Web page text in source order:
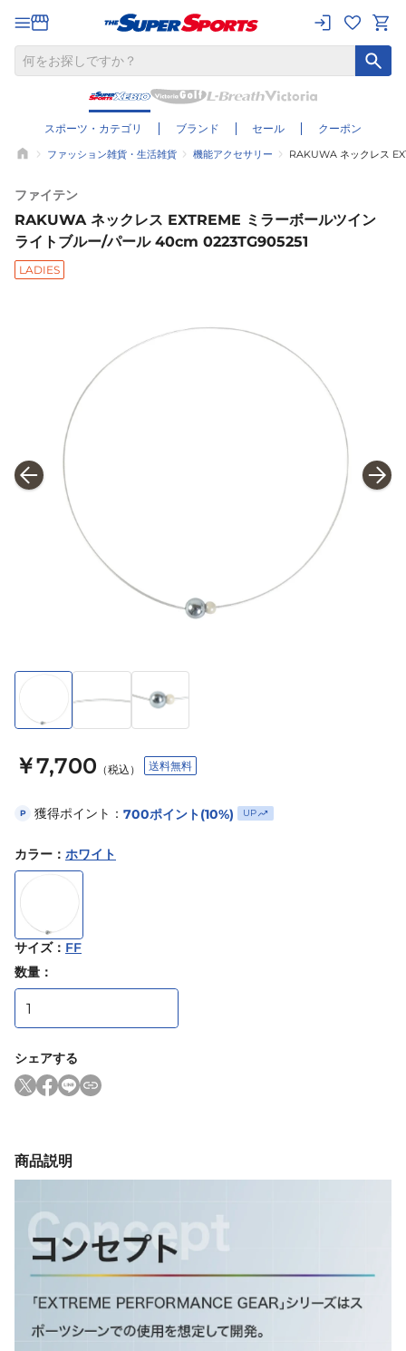
スポーツ・カテゴリ ブランド セール クーポン
ファッション雑貨・生活雑貨 機能アクセサリー RAKUWA ネックレス
ファイテン
RAKUWA ネックレス EXTREME ミラーボールツイン
ライトブルー/パール 40cm 0223TG905251
LADIES
￥7,700 （税込） 送料無料
P 獲得ポイント： 700ポイント(10%) UP
カラー ： ホワイト
サイズ： FF
数量：
シェアする
商品説明